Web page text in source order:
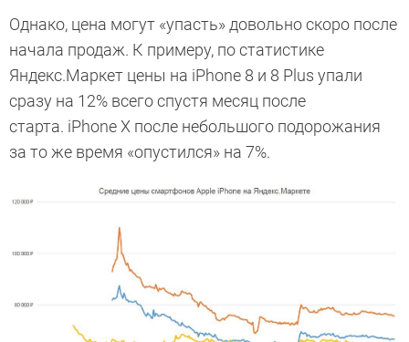
Однако, цена могут «упасть» довольно скоро после
начала продаж. К примеру, по статистике
Яндекс.Маркет цены на iPhone 8 и 8 Plus упали
сразу на 12% всего спустя месяц после
старта. iPhone Х после небольшого подорожания
за то же время «опустился» на 7%.